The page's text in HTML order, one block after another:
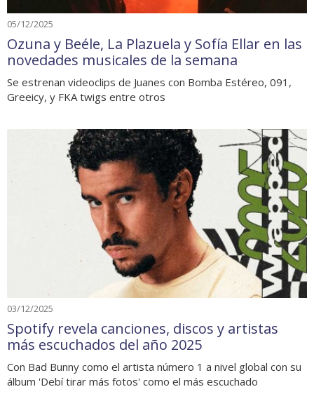
05/12/2025
Ozuna y Beéle, La Plazuela y Sofía Ellar en las
novedades musicales de la semana
Se estrenan videoclips de Juanes con Bomba Estéreo, 091,
Greeicy, y FKA twigs entre otros
03/12/2025
Spotify revela canciones, discos y artistas
más escuchados del año 2025
Con Bad Bunny como el artista número 1 a nivel global con su
álbum 'Debí tirar más fotos' como el más escuchado